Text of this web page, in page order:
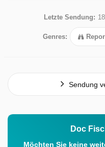
Letzte Sendung:
Genres:
Sendung
Doc
Möchten Sie keine